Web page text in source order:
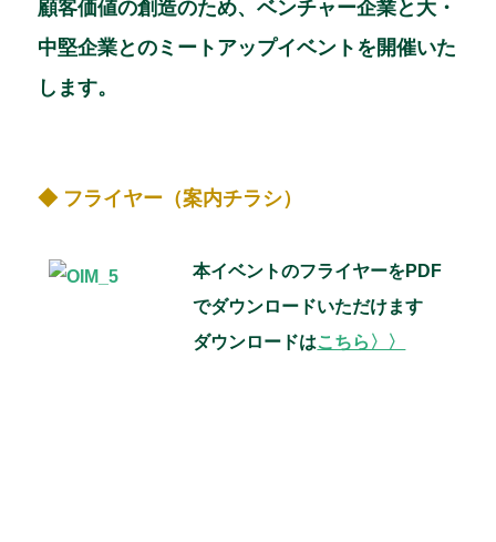
b
dI
顧客価値の創造のため、ベンチャー企業と大・
中堅企業とのミートアップイベントを開催いた
します。
◆ フライヤー（案内チラシ）
本イベントのフライヤーをPDF
でダウンロードいただけます
ダウンロードはこちら〉〉